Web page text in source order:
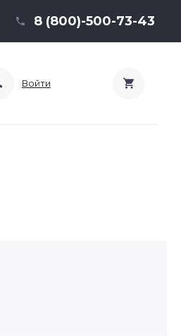
8 (800)-500-73-43
Войти